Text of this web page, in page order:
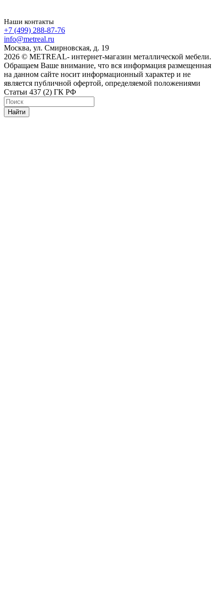
Наши контакты
+7 (499) 288-87-76
info@metreal.ru
Москва, ул. Смирновская, д. 19
2026 © METREAL- интернет-магазин металлической мебели.
Обращаем Ваше внимание, что вся информация размещенная
на данном сайте носит информационный характер и не
является публичной офертой, определяемой положениями
Статьи 437 (2) ГК РФ
Найти